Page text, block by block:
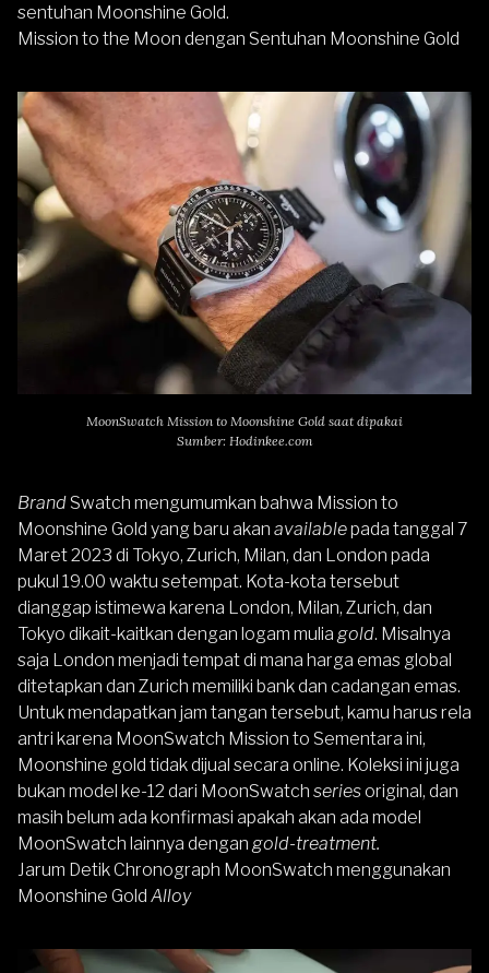
sentuhan Moonshine Gold.
Mission to the Moon dengan Sentuhan Moonshine Gold
MoonSwatch Mission to Moonshine Gold saat dipakai
Sumber: Hodinkee.com
Brand Swatch mengumumkan bahwa Mission to
Moonshine Gold yang baru akan availablepada tanggal 7
Maret 2023 di Tokyo, Zurich, Milan, dan London pada
pukul 19.00 waktu setempat. Kota-kota tersebut
dianggap istimewa karena London, Milan, Zurich, dan
Tokyo dikait-kaitkan dengan logam mulia gold. Misalnya
saja London menjadi tempat di mana harga emas global
ditetapkan dan Zurich memiliki bank dan cadangan emas.
Untuk mendapatkan jam tangan tersebut, kamu harus rela
antri karena MoonSwatch Mission to Sementara ini,
Moonshine gold tidak dijual secara online. Koleksi ini juga
bukan model ke-12 dari MoonSwatch seriesoriginal, dan
masih belum ada konfirmasi apakah akan ada model
MoonSwatch lainnya dengan gold-treatment.
Jarum Detik Chronograph MoonSwatch menggunakan
Moonshine Gold Alloy